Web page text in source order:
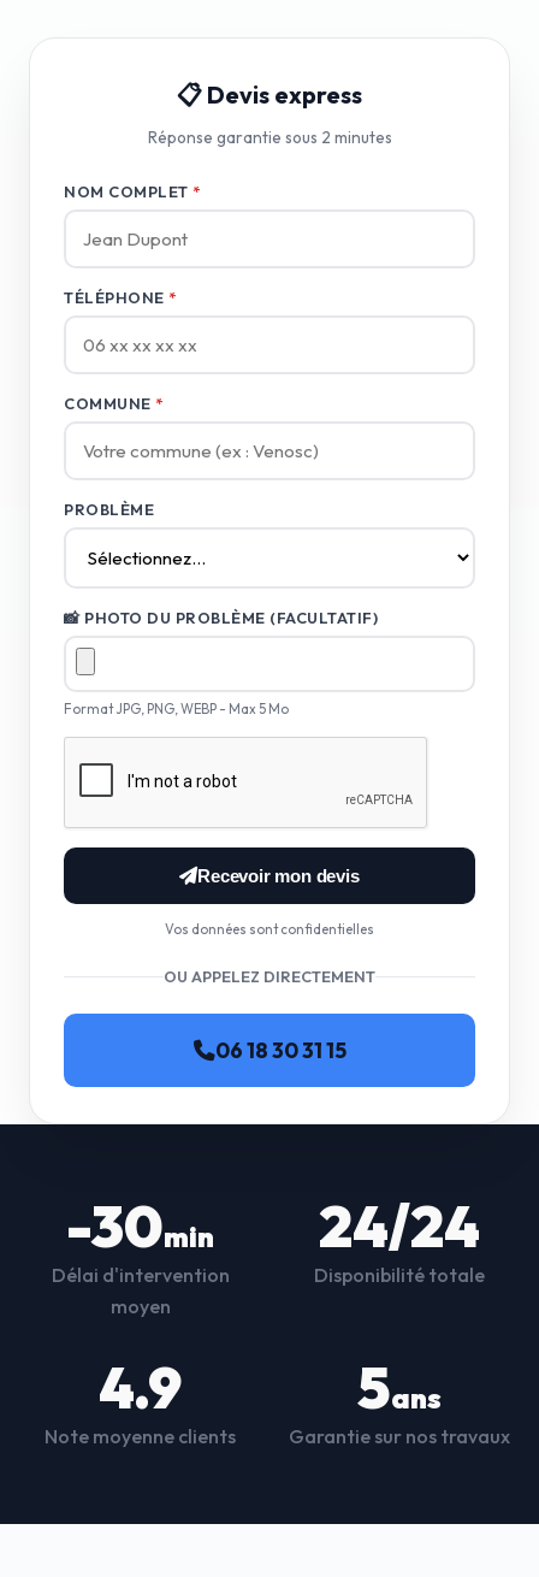
📋 Devis express
Réponse garantie sous 2 minutes
NOM COMPLET *
TÉLÉPHONE *
COMMUNE *
PROBLÈME
📸 PHOTO DU PROBLÈME (FACULTATIF)
Format JPG, PNG, WEBP - Max 5 Mo
Recevoir mon devis
Vos données sont confidentielles
OU APPELEZ DIRECTEMENT
06 18 30 31 15
-30min
Délai d'intervention
moyen
24/24
Disponibilité totale
4.9
Note moyenne clients
5ans
Garantie sur nos travaux